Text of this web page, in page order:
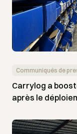
Communiqués de
Carrylog a
après le